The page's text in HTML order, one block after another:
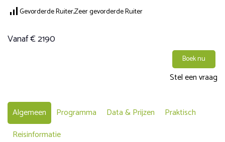
Gevorderde Ruiter,Zeer gevorderde Ruiter
Vanaf € 2190
Boek nu
Stel een vraag
Algemeen Programma Data & Prijzen
Praktisch
Reisinformatie